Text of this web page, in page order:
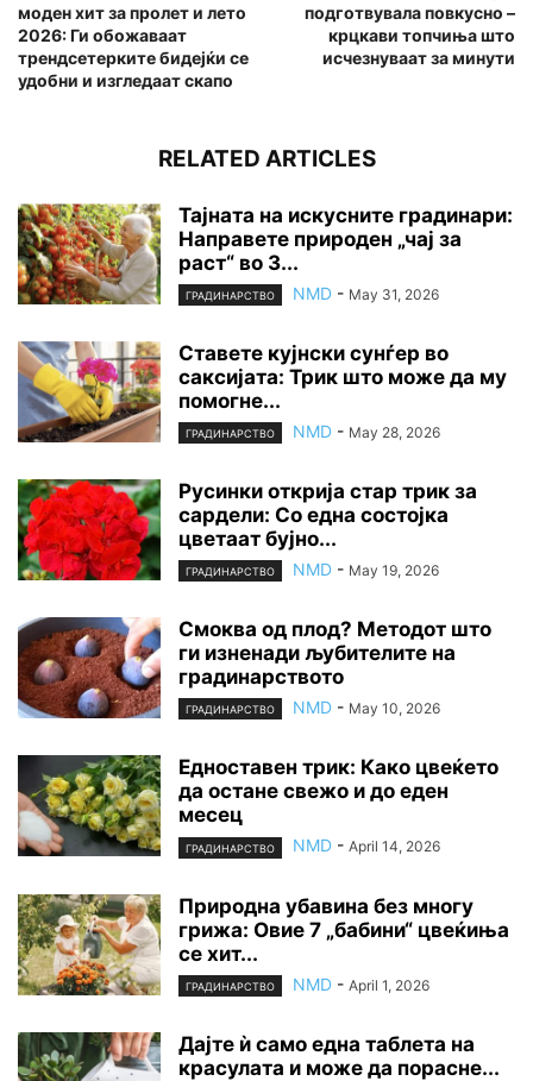
моден хит за пролет и лето
2026: Ги обожаваат
трендсетерките бидејќи се
удобни и изгледаат скапо
подготвувала повкусно –
крцкави топчиња што
исчезнуваат за минути
RELATED ARTICLES
Тајната на искусните градинари:
Направете природен „чај за
раст“ во 3...
ГРАДИНАРСТВО NMD - May 31, 2026
Ставете кујнски сунѓер во
саксијата: Трик што може да му
помогне...
ГРАДИНАРСТВО NMD - May 28, 2026
Русинки открија стар трик за
сардели: Со една состојка
цветаат бујно...
ГРАДИНАРСТВО NMD - May 19, 2026
Смоква од плод? Методот што
ги изненади љубителите на
градинарството
ГРАДИНАРСТВО NMD - May 10, 2026
Едноставен трик: Како цвеќето
да остане свежо и до еден
месец
ГРАДИНАРСТВО NMD - April 14, 2026
Природна убавина без многу
грижа: Овие 7 „бабини“ цвеќиња
се хит...
ГРАДИНАРСТВО NMD - April 1, 2026
Дајте ѝ само една таблета на
красулата и може да порасне...